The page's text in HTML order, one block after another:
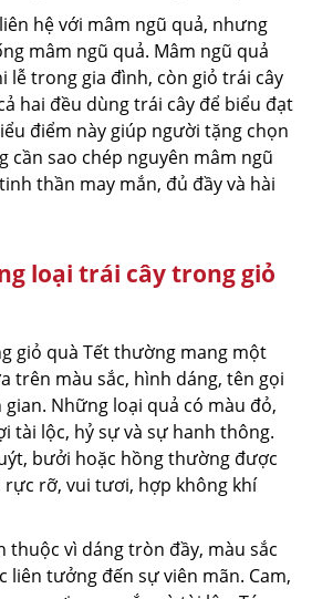
hệ với mâm ngũ quả, nhưng
mâm ngũ quả. Mâm ngũ quả
lễ trong gia đình, còn giỏ trái cây
hai đều dùng trái cây để biểu đạt
điểm này giúp người tặng chọn
cần sao chép nguyên mâm ngũ
thần may mắn, đủ đầy và hài
loại trái cây trong giỏ
giỏ quà Tết thường mang một
trên màu sắc, hình dáng, tên gọi
Những loại quả có màu đỏ,
tài lộc, hỷ sự và sự hanh thông.
bưởi hoặc hồng thường được
rực rỡ, vui tươi, hợp không khí
thuộc vì dáng tròn đầy, màu sắc
liên tưởng đến sự viên mãn. Cam,